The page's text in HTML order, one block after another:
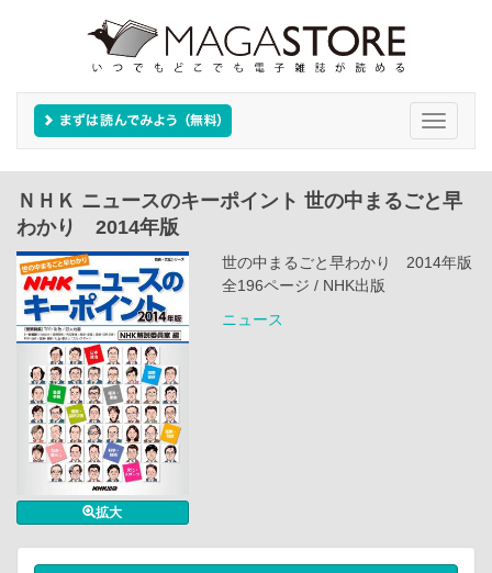
Toggle
ＮＨＫ ニュースのキーポイント 世の中まるごと早
わかり 2014年版
拡大
世の中まるごと早わかり 2014年版
全196ページ / NHK出版
ニュース